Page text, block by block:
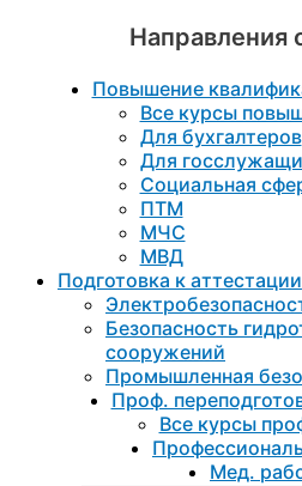
Направления
Повышение
Все курсы
Для бухгалтеров
Для
Социальная
ПТМ
МЧС
МВД
Подготовка к aттестации
Безопасность
сооружений
Промышленная
Проф.
Все курсы
Мед.